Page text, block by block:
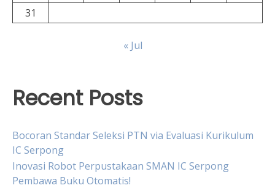
31
« Jul
Recent Posts
Bocoran Standar Seleksi PTN via Evaluasi Kurikulum
IC Serpong
Inovasi Robot Perpustakaan SMAN IC Serpong
Pembawa Buku Otomatis!